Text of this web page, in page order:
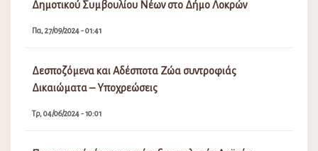
Πολεοδομικού Σχεδίου (Τ.Π.Σ.) Δήμου Λοκρών (ΔΕ
Δαφνουσίων, Αταλάντης, Μαλεσίνης, Οπουντίων)
Δε, 30/09/2024 - 12:50